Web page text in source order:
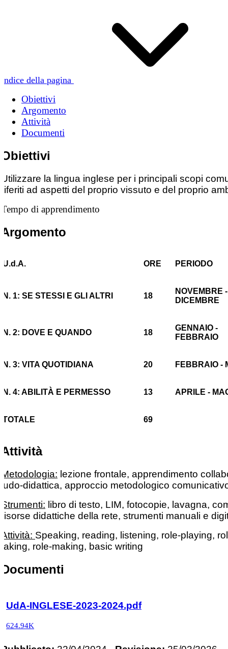
Indice della pagina
Obiettivi
Argomento
Attività
Documenti
Obiettivi
Utilizzare la lingua inglese per i principali scopi
riferiti ad aspetti del proprio vissuto e del proprio
Tempo di apprendimento
Argomento
U.d.A. ORE PERIODO
N. 1: SE STESSI E GLI ALTRI 18
NOVEMBRE -
DICEMBRE
N. 2: DOVE E QUANDO 18
GENNAIO -
FEBBRAIO
N. 3: VITA QUOTIDIANA 20 FEBBRAIO -
N. 4: ABILITÀ E PERMESSO 13 APRILE -
TOTALE 69
Attività
Metodologia: lezione frontale, apprendimento
ludo-didattica, approccio metodologico
Strumenti: libro di testo, LIM, fotocopie, lavagna,
risorse didattiche della rete, strumenti manuali e
Attività: Speaking, reading, listening, role-playing,
taking, role-making, basic writing
Documenti
UdA-INGLESE-2023-2024.pdf
624.94K